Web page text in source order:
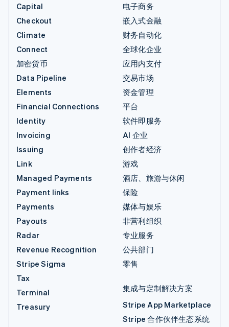
Capital
Checkout
Climate
Connect
加密货币
Data Pipeline
Elements
Financial Connections
Identity
Invoicing
Issuing
Link
Managed Payments
Payment links
Payments
Payouts
Radar
Revenue Recognition
Stripe Sigma
Tax
Terminal
Treasury
电子商务
嵌入式金融
财务自动化
全球化企业
应用内支付
交易市场
资金管理
平台
软件即服务
AI 企业
创作者经济
游戏
酒店、旅游与休闲
保险
媒体与娱乐
非营利组织
专业服务
公共部门
零售
集成与定制解决方案
Stripe App Marketplace
Stripe 合作伙伴生态系统